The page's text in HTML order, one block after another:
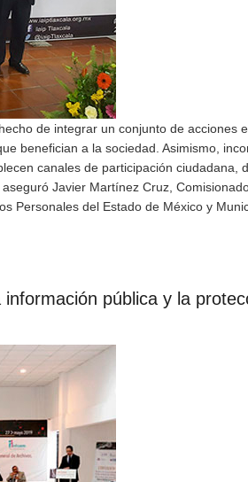
de integrar un conjunto de acciones
benefician a la sociedad. Asimismo,
canales de participación ciudadana,
Javier Martínez Cruz,
Personales del Estado de México y
pública y la